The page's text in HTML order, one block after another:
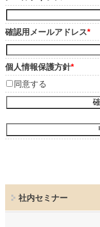
確認用メールアドレス*
個人情報保護方針*
同意する
社内セミナー